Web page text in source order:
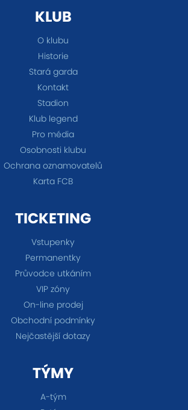
KLUB
O klubu
Historie
Stará garda
Kontakt
Stadion
Klub legend
Pro média
Osobnosti klubu
Ochrana oznamovatelů
Karta FCB
TICKETING
Vstupenky
Permanentky
Průvodce utkáním
VIP zóny
On-line prodej
Obchodní podmínky
Nejčastější dotazy
TÝMY
A-tým